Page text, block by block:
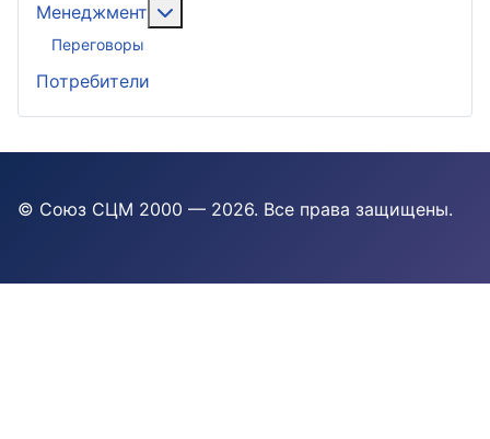
Менеджмент
Переговоры
Потребители
© Союз СЦМ 2000 — 2026. Все права защищены.